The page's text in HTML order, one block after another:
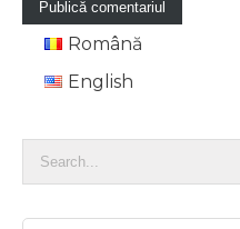
Română
English